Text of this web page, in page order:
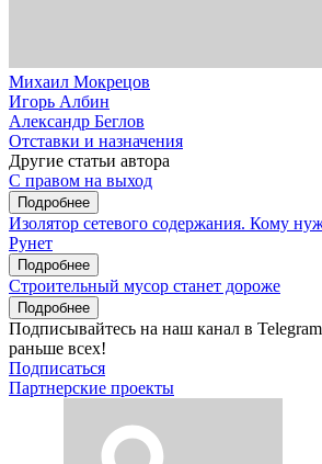
Михаил Мокрецов
Игорь Албин
Александр Беглов
Отставки и назначения
Другие статьи автора
С правом на выход
Подробнее
Изолятор сетевого содержания. Кому
Рунет
Подробнее
Строительный мусор станет дороже
Подробнее
Подписывайтесь на наш канал в
раньше всех!
Подписаться
Партнерские проекты